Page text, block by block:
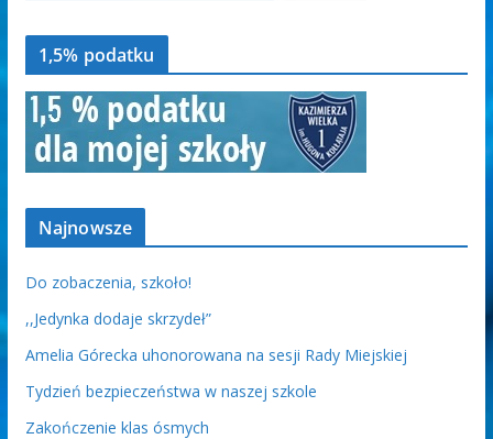
1,5% podatku
Najnowsze
Do zobaczenia, szkoło!
,,Jedynka dodaje skrzydeł”
Amelia Górecka uhonorowana na sesji Rady Miejskiej
Tydzień bezpieczeństwa w naszej szkole
Zakończenie klas ósmych